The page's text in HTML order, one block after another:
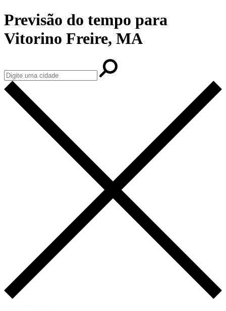
Previsão do tempo para
Vitorino Freire, MA